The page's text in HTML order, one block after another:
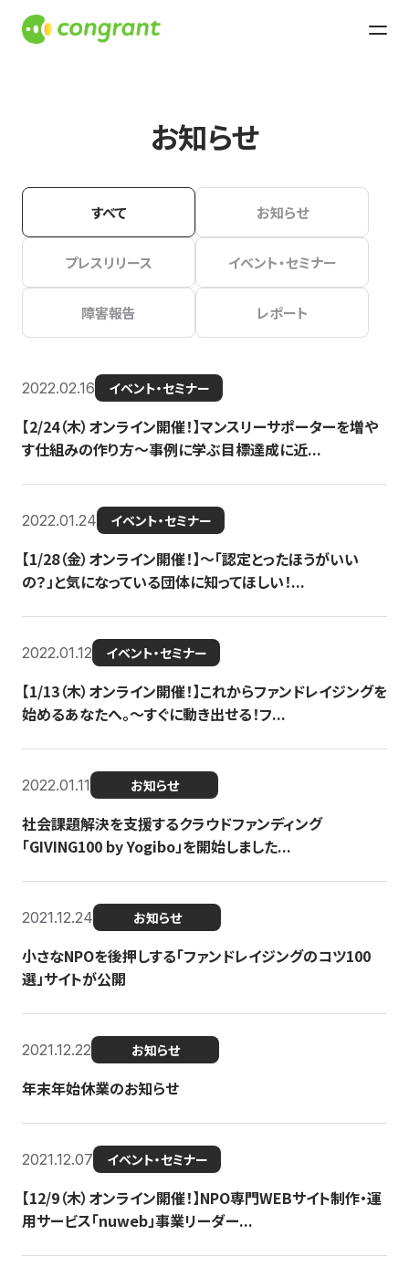
お知らせ
すべて お知らせ
プレスリリース イベント・セミナー
障害報告 レポート
2022.02.16 イベント・セミナー
【2/24（木）オンライン開催！】マンスリーサポーターを増や
す仕組みの作り方〜事例に学ぶ目標達成に近...
2022.01.24 イベント・セミナー
【1/28（金）オンライン開催！】〜「認定とったほうがいい
の？」と気になっている団体に知ってほしい！...
2022.01.12 イベント・セミナー
【1/13（木）オンライン開催！】これからファンドレイジングを
始めるあなたへ。〜すぐに動き出せる！フ...
2022.01.11 お知らせ
社会課題解決を支援するクラウドファンディング
「GIVING100 by Yogibo」を開始しました...
2021.12.24 お知らせ
小さなNPOを後押しする「ファンドレイジングのコツ100
選」サイトが公開
2021.12.22 お知らせ
年末年始休業のお知らせ
2021.12.07 イベント・セミナー
【12/9（木）オンライン開催！】NPO専門WEBサイト制作・運
用サービス「nuweb」事業リーダー...